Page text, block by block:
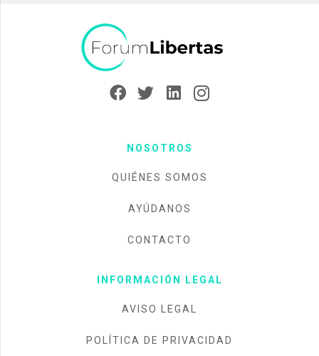
NOSOTROS
QUIÉNES SOMOS
AYÚDANOS
CONTACTO
INFORMACIÓN LEGAL
AVISO LEGAL
POLÍTICA DE PRIVACIDAD